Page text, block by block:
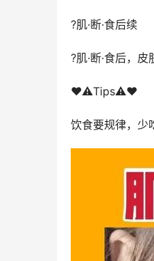
?肌·断·食后续
?肌·断·食后，
❤️⚠Tips⚠❤️
饮食要规律，少